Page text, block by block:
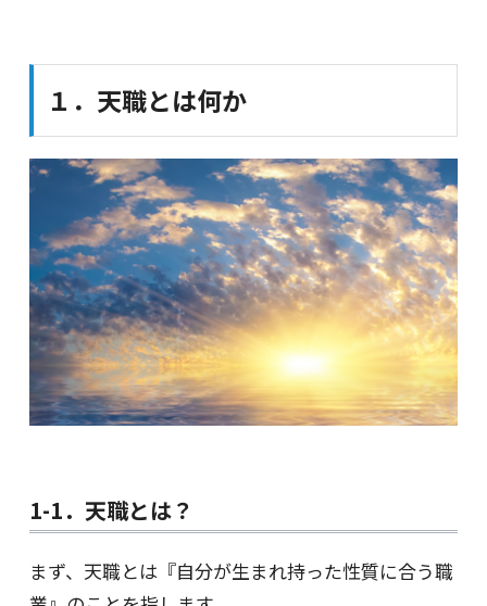
１．天職とは何か
1-1．天職とは？
まず、天職とは『自分が生まれ持った性質に合う職